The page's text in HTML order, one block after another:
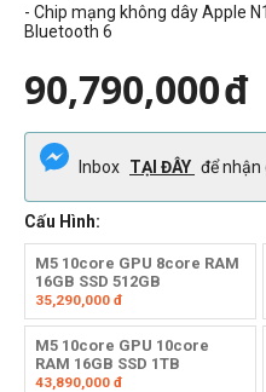
- Chip mạng không dây Apple
Bluetooth 6
90,790,000đ
Inbox TẠI ĐÂY để nhận
Cấu Hình:
M5 10core GPU 8core RAM
16GB SSD 512GB
35,290,000 đ
M5 10core GPU 10core
RAM 16GB SSD 1TB
43,890,000 đ